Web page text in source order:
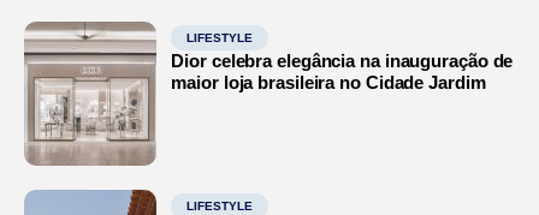
LIFESTYLE
Dior celebra elegância na inauguração de
maior loja brasileira no Cidade Jardim
LIFESTYLE